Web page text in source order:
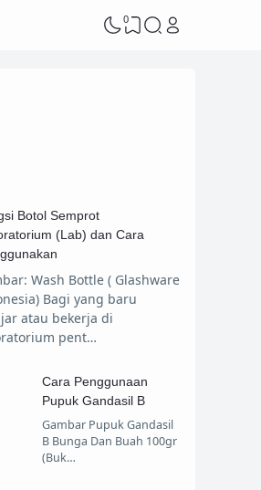
0
Botol Semprot
(Lab) dan Cara
Wash Bottle ( Glashware
Bagi yang baru
atau bekerja di
pent…
Cara Penggunaan
Pupuk Gandasil B
Gambar Pupuk Gandasil
B Bunga Dan Buah 100gr
(Buk…